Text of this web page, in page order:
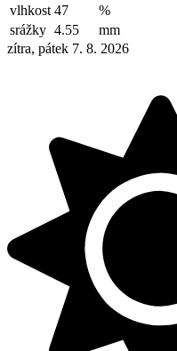
vlhkost 47
%
srážky 4.55
mm
zítra, pátek 7. 8. 2026